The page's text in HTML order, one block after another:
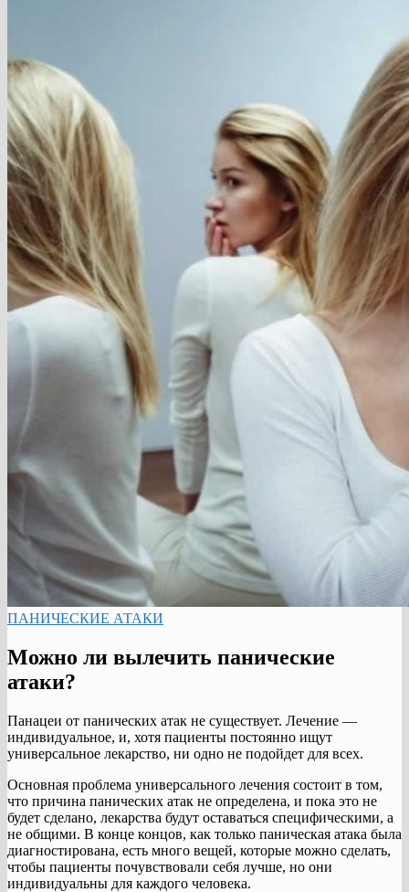
ПАНИЧЕСКИЕ АТАКИ
Можно ли вылечить панические
атаки?
Панацеи от панических атак не существует. Лечение —
индивидуальное, и, хотя пациенты постоянно ищут
универсальное лекарство, ни одно не подойдет для всех.
Основная проблема универсального лечения состоит в том,
что причина панических атак не определена, и пока это не
будет сделано, лекарства будут оставаться специфическими, а
не общими. В конце концов, как только паническая атака была
диагностирована, есть много вещей, которые можно сделать,
чтобы пациенты почувствовали себя лучше, но они
индивидуальны для каждого человека.